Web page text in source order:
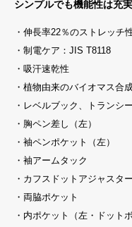
シンプルでも機能性は充
・伸長率22％のストレッチ
・制電ケア：JIS T8118
・吸汗速乾性
・植物由来のバイオマス合
・レベルブック、トランシ
・胸ペン差し（左）
・袖ペンポケット（左）
・袖アームタック
・カフスドットアジャスター
・両脇ポケット
・内ポケット（左・ドット